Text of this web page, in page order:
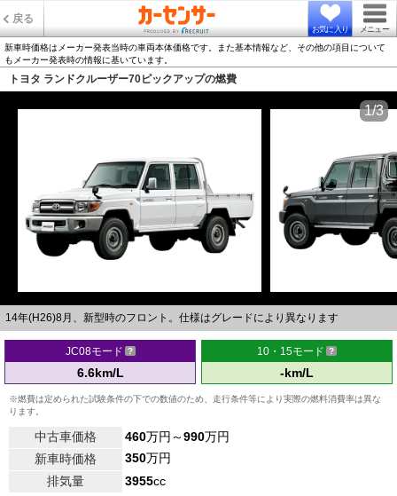
戻る
お気に入り メニュー
新車時価格はメーカー発表当時の車両本体価格です。また基本情報など、その他の項目について
もメーカー発表時の情報に基いています。
トヨタ ランドクルーザー70ピックアップの燃費
14年(H26)8月、新型時のフロント。仕様はグレードにより異なります
1/3
JC08モード
6.6km/L
10・15モード
-km/L
※燃費は定められた試験条件の下での数値のため、走行条件等により実際の燃料消費率は異な
ります。
中古車価格 460万円～990万円
新車時価格
350万円
排気量
3955cc